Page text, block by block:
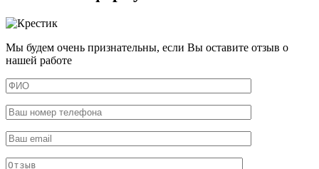
Мы будем очень признательны, если Вы оставите отзыв о
нашей работе